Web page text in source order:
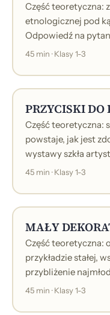
Część teoretyczna:
etnologicznej pod
Odpowiedź na
Laborantach.
45 min · Klasy 1-3
PRZYCISKI DO
Część teoretyczna:
powstaje, jak jest
wystawy szkła
przycisków
45 min · Klasy 1-3
MAŁY
Część teoretyczna:
przykładzie stałej,
przybliżenie
jest i jakie są jej
45 min · Klasy 1-3